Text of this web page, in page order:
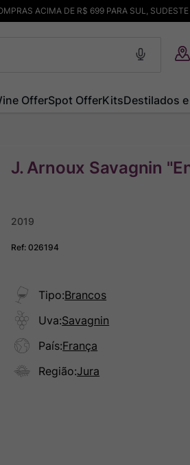
ACIMA DE R$ 699 PARA SUL,
OfferSpot OfferKitsDestilados
J. Arnoux Savagnin
2019
Ref:026194
Tipo:Brancos
Uva:Savagnin
País:França
Região:Jura